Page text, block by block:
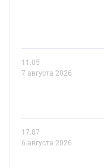
11.05
7 августа 2026
17.07
6 августа 2026